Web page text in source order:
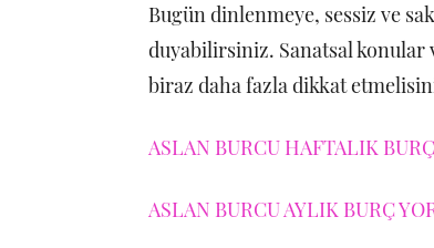
Bugün dinlenmeye, sessiz ve
duyabilirsiniz. Sanatsal konular
biraz daha fazla dikkat
ASLAN BURCU HAFTALIK
ASLAN BURCU AYLIK BURÇ